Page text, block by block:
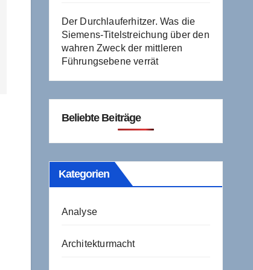
Der Durchlauferhitzer. Was die
Siemens-Titelstreichung über den
wahren Zweck der mittleren
Führungsebene verrät
Beliebte Beiträge
Kategorien
Analyse
Architekturmacht